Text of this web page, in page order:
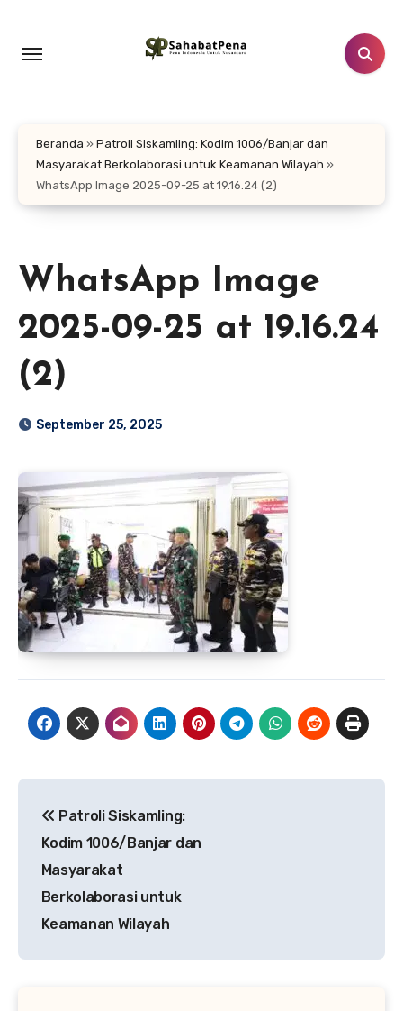
konten
Beranda » Patroli Siskamling: Kodim 1006/Banjar dan
Masyarakat Berkolaborasi untuk Keamanan Wilayah »
WhatsApp Image 2025-09-25 at 19.16.24 (2)
WhatsApp Image
2025-09-25 at 19.16.24
(2)
September 25, 2025
pos
Patroli Siskamling:
Kodim 1006/Banjar dan
Masyarakat
Berkolaborasi untuk
Keamanan Wilayah